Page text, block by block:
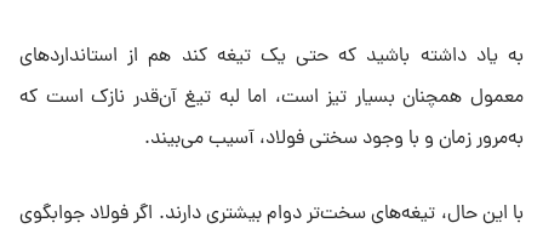
به یاد داشته باشید که حتی یک تیغه کند هم از استانداردهای
معمول همچنان بسیار تیز است، اما لبه تیغ آن‌قدر نازک است که
به‌مرور زمان و با وجود سختی فولاد، آسیب می‌بیند.
با این حال، تیغه‌های سخت‌تر دوام بیشتری دارند. اگر فولاد جوابگوی